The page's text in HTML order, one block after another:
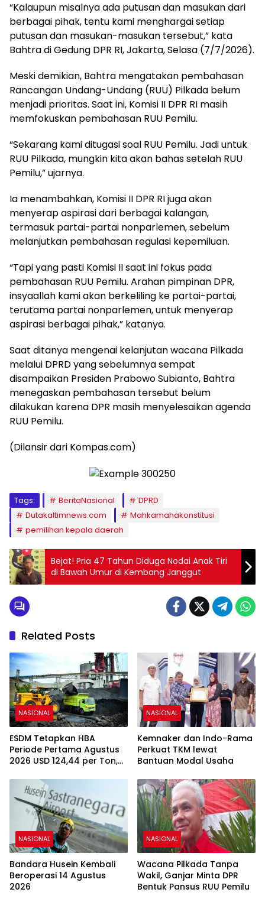
“Kalaupun misalnya ada putusan dan masukan dari
berbagai pihak, tentu kami menghargai setiap
putusan dan masukan-masukan tersebut,” kata
Bahtra di Gedung DPR RI, Jakarta, Selasa (7/7/2026).
Meski demikian, Bahtra mengatakan pembahasan
Rancangan Undang-Undang (RUU) Pilkada belum
menjadi prioritas. Saat ini, Komisi II DPR RI masih
memfokuskan pembahasan RUU Pemilu.
“Sekarang kami ditugasi soal RUU Pemilu. Jadi untuk
RUU Pilkada, mungkin kita akan bahas setelah RUU
Pemilu,” ujarnya.
Ia menambahkan, Komisi II DPR RI juga akan
menyerap aspirasi dari berbagai kalangan,
termasuk partai-partai nonparlemen, sebelum
melanjutkan pembahasan regulasi kepemiluan.
“Tapi yang pasti Komisi II saat ini fokus pada
pembahasan RUU Pemilu. Arahan pimpinan DPR,
insyaallah kami akan berkeliling ke partai-partai,
terutama partai nonparlemen, untuk menyerap
aspirasi berbagai pihak,” katanya.
Saat ditanya mengenai kelanjutan wacana Pilkada
melalui DPRD yang sebelumnya sempat
disampaikan Presiden Prabowo Subianto, Bahtra
menegaskan pembahasan tersebut belum
dilakukan karena DPR masih menyelesaikan agenda
RUU Pemilu.
(Dilansir dari Kompas.com)
Tags: BeritaNasional
DPRD
Dutakaltimnews.com
Mahkamahakonstitusi
pemilihan kepala daerah
Bejat! Pria 47 Tahun Diduga Nodai Anak Tiri
di Bawah Umur di Kembang Janggut
Related Posts
NASIONAL
ESDM Tetapkan HBA
Periode Pertama Agustus
2026 USD 124,44 per Ton,
NASIONAL
Kemnaker dan Indo-Rama
Perkuat TKM lewat
Bantuan Modal Usaha
NASIONAL
Bandara Husein Kembali
Beroperasi 14 Agustus
2026
NASIONAL
Wacana Pilkada Tanpa
Wakil, Ganjar Minta DPR
Bentuk Pansus RUU Pemilu